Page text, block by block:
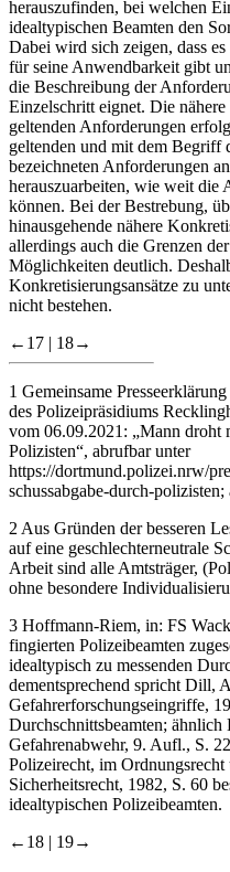
herauszufinden, bei welchen
idealtypischen Beamten den
Dabei wird sich zeigen, dass
für seine Anwendbarkeit gibt
die Beschreibung der
Einzelschritt eignet. Die
geltenden Anforderungen
geltenden und mit dem Begriff
bezeichneten Anforderungen
herauszuarbeiten, wie weit die
können. Bei der Bestrebung,
hinausgehende nähere
allerdings auch die Grenzen
Möglichkeiten deutlich.
Konkretisierungsansätze zu
nicht bestehen.
←17 | 18→
1 Gemeinsame
des Polizeipräsidiums
vom 06.09.2021: „Mann droht
Polizisten“, abrufbar unter
https://dortmund.polizei.nrw/
schussabgabe-durch-polizisten;
2 Aus Gründen der besseren
auf eine geschlechterneutrale
Arbeit sind alle Amtsträger,
ohne besondere
3 Hoffmann-Riem, in: FS
fingierten Polizeibeamten
idealtypisch zu messenden
dementsprechend spricht Dill,
Gefahrerforschungseingriffe,
Durchschnittsbeamten; ähnlich
Gefahrenabwehr, 9. Aufl., S.
Polizeirecht, im Ordnungsrecht
Sicherheitsrecht, 1982, S. 60
idealtypischen Polizeibeamten.
←18 | 19→